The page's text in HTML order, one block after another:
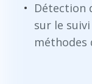
Détection
sur le
méthodes